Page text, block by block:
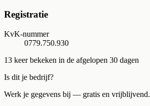
Registratie
KvK-nummer
0779.750.930
13 keer bekeken in de afgelopen 30 dagen
Is dit je bedrijf?
Werk je gegevens bij — gratis en vrijblijvend.